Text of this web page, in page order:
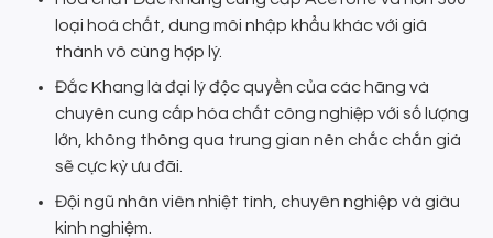
loại hoá chất, dung môi nhập khẩu khác với giá
thành vô cùng hợp lý.
Đắc Khang là đại lý độc quyền của các hãng và
chuyên cung cấp hóa chất công nghiệp với số lượng
lớn, không thông qua trung gian nên chắc chắn giá
sẽ cực kỳ ưu đãi.
Đội ngũ nhân viên nhiệt tình, chuyên nghiệp và giàu
kinh nghiệm.